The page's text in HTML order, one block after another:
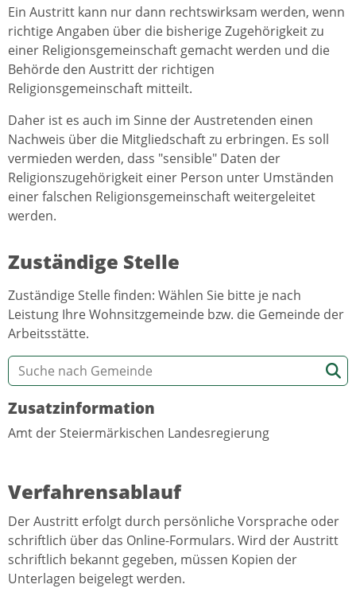
Ein Austritt kann nur dann rechtswirksam werden, wenn
richtige Angaben über die bisherige Zugehörigkeit zu
einer Religionsgemeinschaft gemacht werden und die
Behörde den Austritt der richtigen
Religionsgemeinschaft mitteilt.
Daher ist es auch im Sinne der Austretenden einen
Nachweis über die Mitgliedschaft zu erbringen. Es soll
vermieden werden, dass "sensible" Daten der
Religionszugehörigkeit einer Person unter Umständen
einer falschen Religionsgemeinschaft weitergeleitet
werden.
Zuständige Stelle
Zuständige Stelle finden: Wählen Sie bitte je nach
Leistung Ihre Wohnsitzgemeinde bzw. die Gemeinde der
Arbeitsstätte.
Zusatzinformation
Amt der Steiermärkischen Landesregierung
Verfahrensablauf
Der Austritt erfolgt durch persönliche Vorsprache oder
schriftlich über das Online-Formulars. Wird der Austritt
schriftlich bekannt gegeben, müssen Kopien der
Unterlagen beigelegt werden.